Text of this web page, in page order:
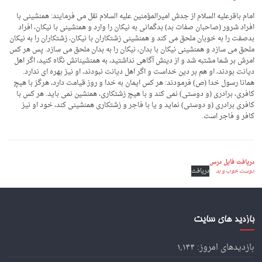
امام باقرعلیه السلام از جدش امیرالمؤمنین علیه السلام نقل می فرمایند: همنشینی با
افراد شرور (صاحبان صفات بد) بدگمانی به نیکان را وارد و همنشینی با نیکان، افراد
بدصفت را به خوبان ملحق می کند و همنشینی زشتکاران با نیکان، زشتکاران را به نیکان
ملحق می سازد و همنشینی نیکان با بدان، نیکان را به بدان ملحق می سازد. پس هر کس
امرش بر شما مشتبه شد و از دینش آگاهی نداشتید، به همنشینانش نگاه کنید، اگر اهل
دیانت بودند، او هم بر دین خداست و اگر اهل دیانت نبودند، او نیز بهره ای ندارد.
همانا رسول خدا (ص) فرمودند: هر کس ایمان به خدا و روز قیامت دارد، هرگز با هیچ
کافری، برادری (و دوستی) نمی کند و با هیچ زشتکاری، همنشین نمی باید. هر کس با
کافری برادری (و دوستی) نماید و یا با فاجر و زشتکاری همنشینی کند، خود او نیز
کافر و فاجر است.
دریافت فایل درس
دوست خوب و بد دریافت
بازدید های سایت
بازدیدهای امروز: ۱,۱۴۴